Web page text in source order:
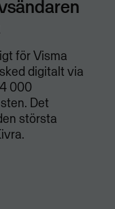
för Visma
digitalt via
000
Det
största